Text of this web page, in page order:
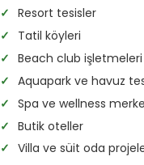
✓
Resort tesisler
✓
Tatil köyleri
✓
Beach club işletmeleri
✓
Aquapark ve havuz
✓
Spa ve wellness
✓
Butik oteller
✓
Villa ve süit oda